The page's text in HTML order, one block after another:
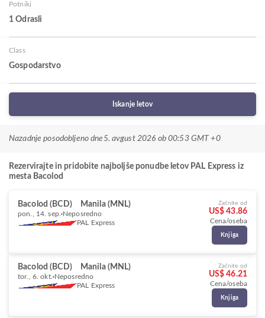
Potniki
1 Odrasli
Class
Gospodarstvo
Iskanje letov
Nazadnje posodobljeno dne 5. avgust 2026 ob 00:53 GMT +0
Rezervirajte in pridobite najboljše ponudbe letov PAL Express iz
mesta Bacolod
Bacolod (BCD) Manila (MNL)
pon., 14. sep. Neposredno
PAL Express
Začnite od
US$ 43.86
Cena/oseba
Knjiga
Bacolod (BCD) Manila (MNL)
tor., 6. okt. Neposredno
PAL Express
Začnite od
US$ 46.21
Cena/oseba
Knjiga